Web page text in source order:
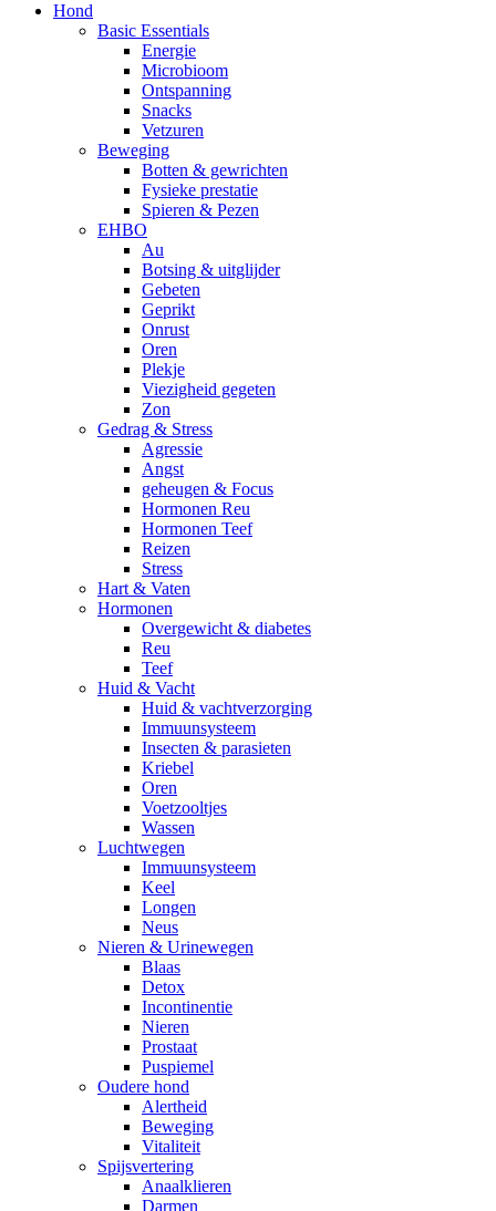
Hond
Basic Essentials
Energie
Microbioom
Ontspanning
Snacks
Vetzuren
Beweging
Botten & gewrichten
Fysieke prestatie
Spieren & Pezen
EHBO
Au
Botsing & uitglijder
Gebeten
Geprikt
Onrust
Oren
Plekje
Viezigheid gegeten
Zon
Gedrag & Stress
Agressie
Angst
geheugen & Focus
Hormonen Reu
Hormonen Teef
Reizen
Stress
Hart & Vaten
Hormonen
Overgewicht & diabetes
Reu
Teef
Huid & Vacht
Huid & vachtverzorging
Immuunsysteem
Insecten & parasieten
Kriebel
Oren
Voetzooltjes
Wassen
Luchtwegen
Immuunsysteem
Keel
Longen
Neus
Nieren & Urinewegen
Blaas
Detox
Incontinentie
Nieren
Prostaat
Puspiemel
Oudere hond
Alertheid
Beweging
Vitaliteit
Spijsvertering
Anaalklieren
Darmen